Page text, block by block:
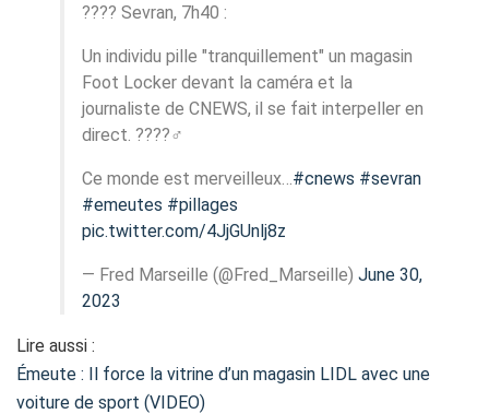
???? Sevran, 7h40 :
Un individu pille "tranquillement" un magasin
Foot Locker devant la caméra et la
journaliste de CNEWS, il se fait interpeller en
direct. ????‍♂️
Ce monde est merveilleux… #cnews #sevran
#emeutes #pillages
pic.twitter.com/4JjGUnlj8z
— Fred Marseille (@Fred_Marseille) June 30,
2023
Lire aussi :
Émeute : Il force la vitrine d’un magasin LIDL avec une
voiture de sport (VIDEO)